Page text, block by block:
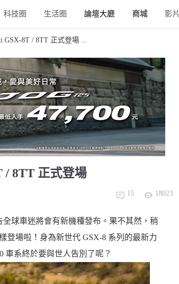
科技圈 生活圈 論壇大廳 商城 影片
GSX-8T / 8TT 正式登場 ...
/ 8TT 正式登場
15 18023
球車迷將會有新機種發布。果不其然，稍
登場啦！身為新世代 GSX-8 系列的最新力
車系終於要與世人告別了呢？